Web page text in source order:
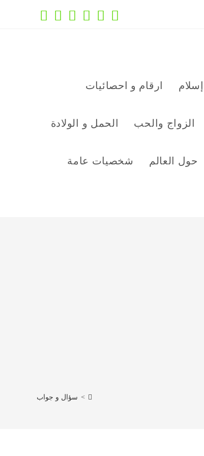
إسلام ارقام و احصائيات
الزواج والحب الحمل و الولادة
حول العالم شخصيات عامة
> سؤال و جواب